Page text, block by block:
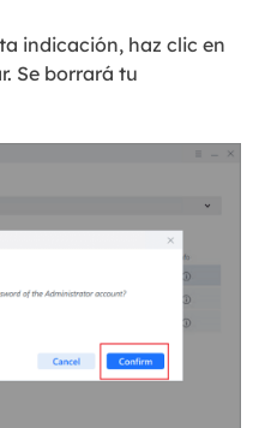
indicación, haz clic en
Se borrará tu